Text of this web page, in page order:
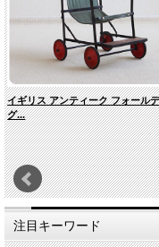
イギリス アンティーク フォール
グ...
注目キーワード